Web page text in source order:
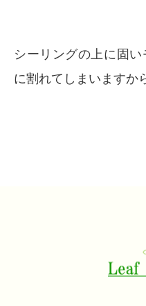
シーリングの上に固
に割れてしまいますか